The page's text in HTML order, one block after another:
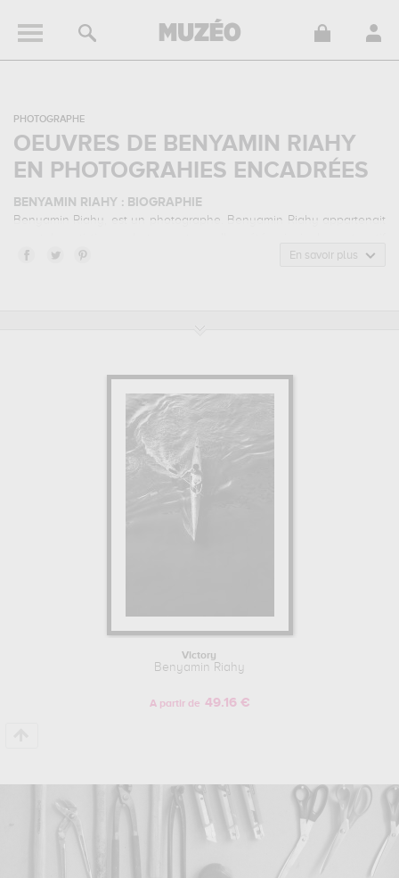
PHOTOGRAPHE
OEUVRES DE BENYAMIN RIAHY
EN PHOTOGRAHIES ENCADRÉES
BENYAMIN RIAHY : BIOGRAPHIE
Benyamin Riahy, est un photographe. Benyamin Riahy appartenait
durant la période contemporain.
qui sont autant d'illustrations de ses sujets favoris : sport...
En savoir plus
Victory
Benyamin Riahy
A partir de 49.16 €